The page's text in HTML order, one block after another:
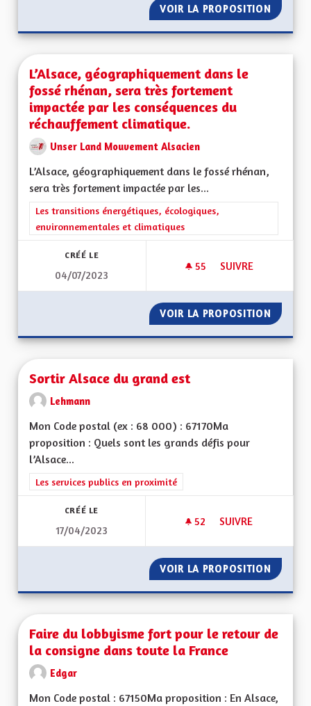
VOIR LA PROPOSITION
L’Alsace, géographiquement dans le
fossé rhénan, sera très fortement
impactée par les conséquences du
réchauffement climatique.
Unser Land Mouvement Alsacien
L’Alsace, géographiquement dans le fossé rhénan,
sera très fortement impactée par les...
Filtrer les résultats de la catégorie : Les transitions
Les transitions énergétiques, écologiques,
environnementales et climatiques
CRÉÉ LE
04/07/2023
55 55 ABONNÉS
SUIVRE
VOIR LA PROPOSITION
Sortir Alsace du grand est
Lehmann
Mon Code postal (ex : 68 000) : 67170Ma
proposition : Quels sont les grands défis pour
l’Alsace...
Filtrer les résultats de la catégorie : Les services publics en
Les services publics en proximité
CRÉÉ LE
17/04/2023
52 52 ABONNÉS
SUIVRE
VOIR LA PROPOSITION
Faire du lobbyisme fort pour le retour de
la consigne dans toute la France
Edgar
Mon Code postal : 67150Ma proposition : En Alsace,